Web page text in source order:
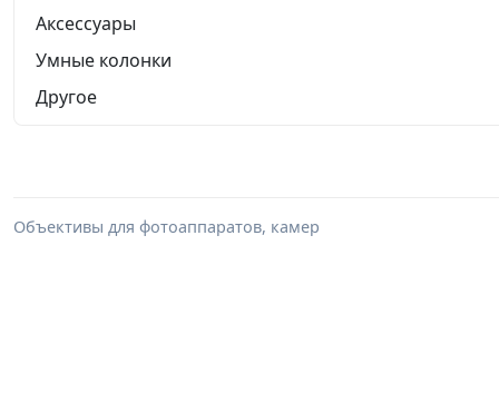
Аксессуары
Умные колонки
Другое
Объективы для фотоаппаратов, камер